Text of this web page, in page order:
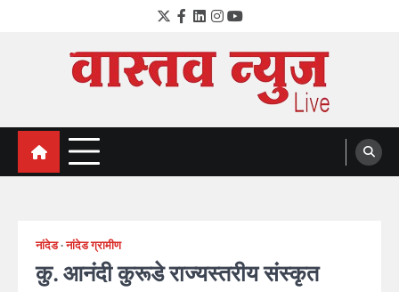
Twitter
Facebook
LinkedIn
Instagram
YouTube
VastavNEWSLive.com
a leading NEWS portal of Maharahstra
नांदेड नांदेड ग्रामीण
कु. आनंदी कुरूडे राज्यस्तरीय संस्कृत